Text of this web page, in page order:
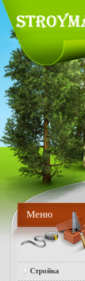
Меню
Стройка